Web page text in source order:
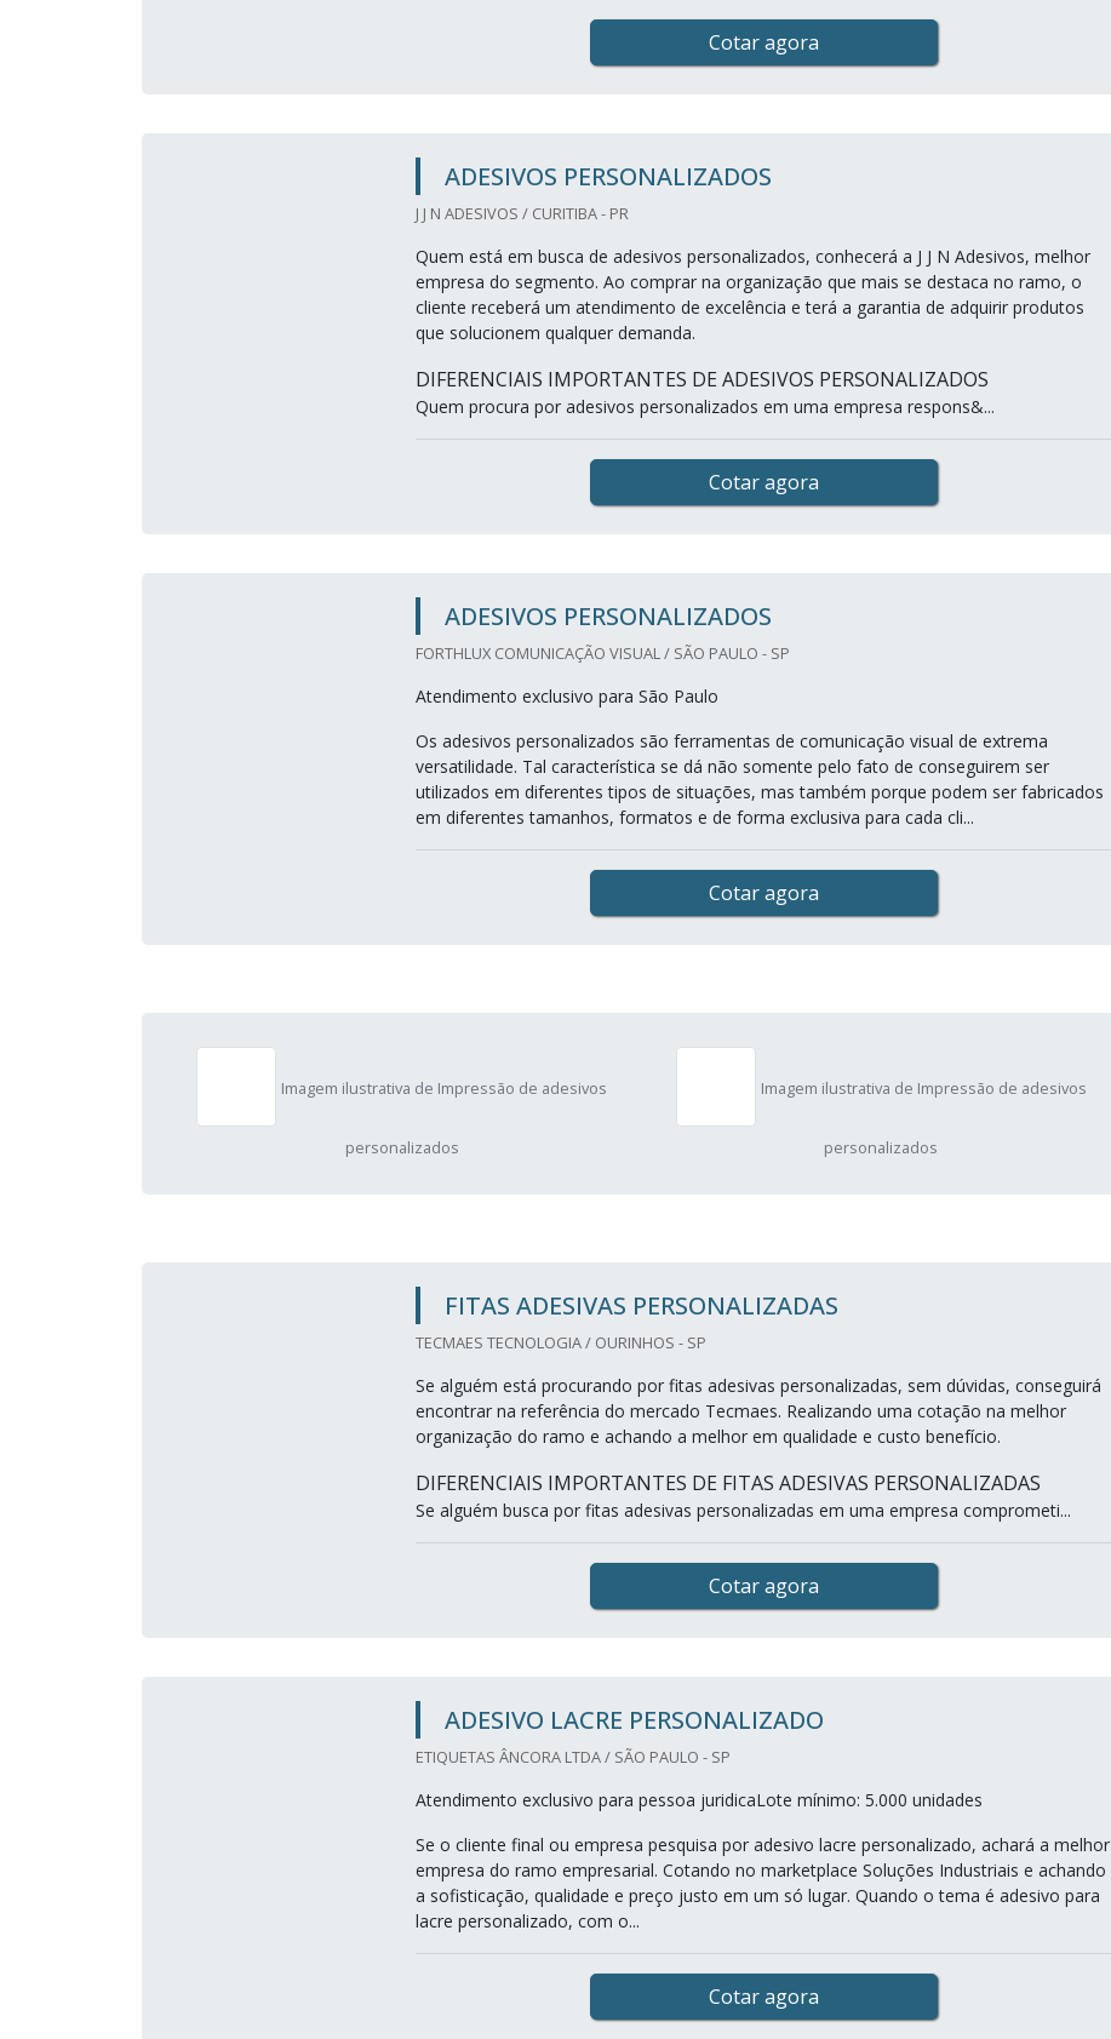
Cotar agora
ADESIVOS PERSONALIZADOS
J J N ADESIVOS / CURITIBA - PR
Quem está em busca de adesivos personalizados, conhecerá a J J N Adesivos, melhor
empresa do segmento. Ao comprar na organização que mais se destaca no ramo, o
cliente receberá um atendimento de excelência e terá a garantia de adquirir produtos
que solucionem qualquer demanda.
DIFERENCIAIS IMPORTANTES DE ADESIVOS PERSONALIZADOS
Quem procura por adesivos personalizados em uma empresa respons&...
Cotar agora
ADESIVOS PERSONALIZADOS
FORTHLUX COMUNICAÇÃO VISUAL / SÃO PAULO - SP
Atendimento exclusivo para São Paulo
Os adesivos personalizados são ferramentas de comunicação visual de extrema
versatilidade. Tal característica se dá não somente pelo fato de conseguirem ser
utilizados em diferentes tipos de situações, mas também porque podem ser fabricados
em diferentes tamanhos, formatos e de forma exclusiva para cada cli...
Cotar agora
Imagem ilustrativa de Impressão de adesivos
personalizados
Imagem ilustrativa de Impressão de adesivos
personalizados
FITAS ADESIVAS PERSONALIZADAS
TECMAES TECNOLOGIA / OURINHOS - SP
Se alguém está procurando por fitas adesivas personalizadas, sem dúvidas, conseguirá
encontrar na referência do mercado Tecmaes. Realizando uma cotação na melhor
organização do ramo e achando a melhor em qualidade e custo benefício.
DIFERENCIAIS IMPORTANTES DE FITAS ADESIVAS PERSONALIZADAS
Se alguém busca por fitas adesivas personalizadas em uma empresa comprometi...
Cotar agora
ADESIVO LACRE PERSONALIZADO
ETIQUETAS ÂNCORA LTDA / SÃO PAULO - SP
Atendimento exclusivo para pessoa juridicaLote mínimo: 5.000 unidades
Se o cliente final ou empresa pesquisa por adesivo lacre personalizado, achará a melhor
empresa do ramo empresarial. Cotando no marketplace Soluções Industriais e achando
a sofisticação, qualidade e preço justo em um só lugar. Quando o tema é adesivo para
lacre personalizado, com o...
Cotar agora